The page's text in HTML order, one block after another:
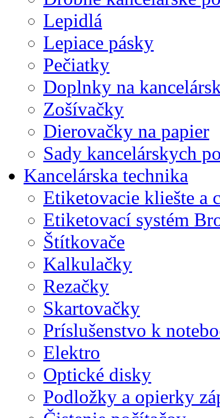
Lepidlá
Lepiace pásky
Pečiatky
Doplnky na
Zošívačky
Dierovačky na papier
Sady kancelárskych
Kancelárska technika
Etiketovacie kliešte a
Etiketovací systém
Štítkovače
Kalkulačky
Rezačky
Skartovačky
Príslušenstvo k
Elektro
Optické disky
Podložky a opierky